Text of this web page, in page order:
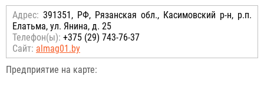
Адрес: 391351, РФ, Рязанская обл., Касимовский р-н, р.п.
Елатьма, ул. Янина, д. 25
Телефон(ы): +375 (29) 743-76-37
Сайт: almag01.by
Предприятие на карте: